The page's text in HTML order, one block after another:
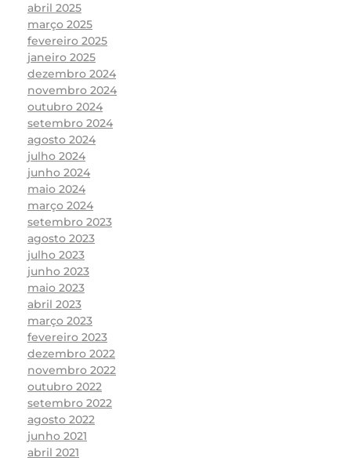
abril 2025
março 2025
fevereiro 2025
janeiro 2025
dezembro 2024
novembro 2024
outubro 2024
setembro 2024
agosto 2024
julho 2024
junho 2024
maio 2024
março 2024
setembro 2023
agosto 2023
julho 2023
junho 2023
maio 2023
abril 2023
março 2023
fevereiro 2023
dezembro 2022
novembro 2022
outubro 2022
setembro 2022
agosto 2022
junho 2021
abril 2021